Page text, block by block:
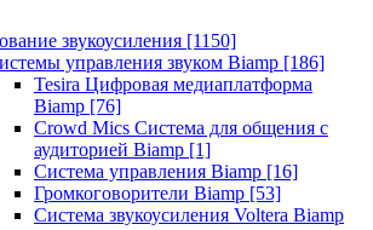
звукоусиления [1150]
управления звуком Biamp [186]
Tesira Цифровая медиаплатформа
Biamp [76]
Crowd Mics Система для общения с
аудиторией Biamp [1]
Система управления Biamp [16]
Громкоговорители Biamp [53]
Система звукоусиления Voltera Biamp